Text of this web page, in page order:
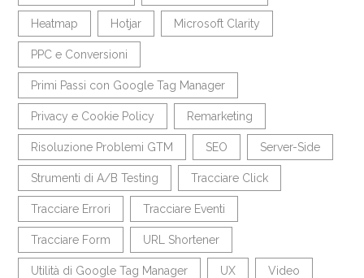
Heatmap Hotjar Microsoft Clarity
PPC e Conversioni
Primi Passi con Google Tag Manager
Privacy e Cookie Policy Remarketing
Risoluzione Problemi GTM SEO Server-Side
Strumenti di A/B Testing Tracciare Click
Tracciare Errori Tracciare Eventi
Tracciare Form URL Shortener
Utilità di Google Tag Manager UX Video